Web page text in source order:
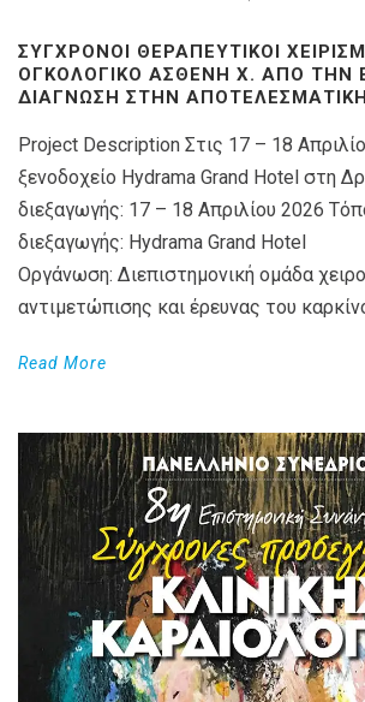
ΣΎΓΧΡΟΝΟΙ ΘΕΡΑΠΕΥΤΙΚΟΊ
ΟΓΚΟΛΟΓΙΚΌ ΑΣΘΕΝΉ X. ΑΠΌ ΤΗΝ
ΔΙΆΓΝΩΣΗ ΣΤΗΝ
Project Description Στις 17 – 18
ξενοδοχείο Hydrama Grand Hotel στη
διεξαγωγής: 17 – 18 Απριλίου 2026
διεξαγωγής: Hydrama Grand Hotel
Οργάνωση: Διεπιστημονική ομάδα
αντιμετώπισης και έρευνας του
Read More